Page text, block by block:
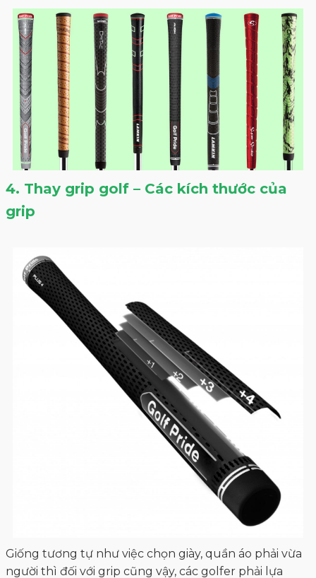
4. Thay grip golf – Các kích thước của
grip
Giống tương tự như việc chọn giày, quần áo phải vừa
người thì đối với grip cũng vậy, các golfer phải lựa